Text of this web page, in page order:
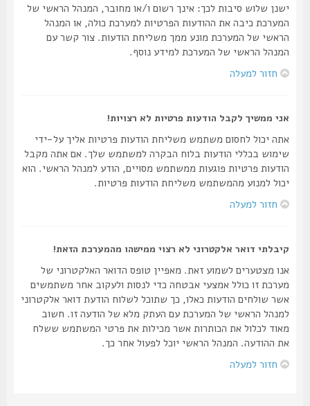
ישנן שלוש סיבות לכך: אינך רשום ו/או מחובר, המנהל הראשי של
המערכת כיבה את ההודעות הפרטיות למערכת כולה, או המנהל
הראשי של המערכת מונע ממך משליחת הודעות. צור קשר עם
המנהל הראשי של המערכת למידע נוסף.
חזור למעלה
אני ממשיך לקבל הודעות פרטיות לא רצויות!
אתה יכול לחסום משתמש משליחת הודעות פרטיות אליך על-ידי
שימוש בכללי הודעות בלוח הבקרה למשתמש שלך. אם אתה מקבל
הודעות פרטיות פוגעות ממשתמש מסויים, הודע למנהל הראשי. הוא
יכול למנוע מהמשתמש משליחת הודעות פרטיות.
חזור למעלה
קיבלתי דואר אלקטרוני לא רצוי ממישהו מהמערכת הזאת!
אנו מצטערים לשמוע זאת. מאפיין טופס הדואר האלקטרוני של
מערכת זו כולל אמצעי אבטחה כדי לנסות ולעקוב אחר משתמשים
אשר שולחים הודעות כאלו, כך שתוכל לשלוח הודעת דואר אלקטרוני
למנהל הראשי של המערכת עם העתק מלא של הודעה זו. חשוב
מאוד לכלול את הכותרות אשר מכילות את פרטי המשתמש ששלח
את ההודעה. המנהל הראשי יוכל לפעול אחר כך.
חזור למעלה